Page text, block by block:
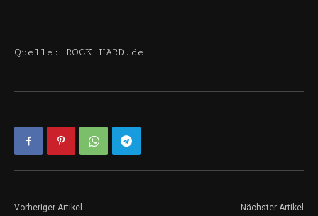
Quelle: ROCK HARD.de
Vorheriger Artikel Nächster Artikel